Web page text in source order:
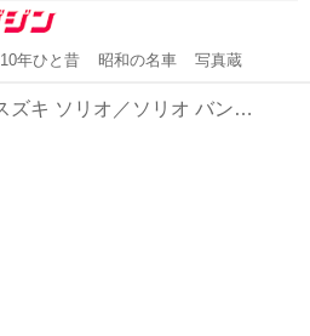
10年ひと昔 昭和の名車 写真蔵
スズキ ソリオ／ソリオ バンディットを一部仕様変更。安全＆快適装備を充実